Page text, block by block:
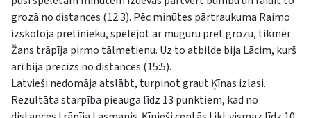
grozā no distances (12:3). Pēc minūtes pārtraukuma Raimo
izskoloja pretinieku, spēlējot ar muguru pret grozu, tikmēr
Žans trāpīja pirmo tālmetienu. Uz to atbilde bija Lācim, kurš
arī bija precīzs no distances (15:5).
Latvieši nedomāja atslābt, turpinot graut Ķīnas izlasi.
Rezultāta starpība pieauga līdz 13 punktiem, kad no